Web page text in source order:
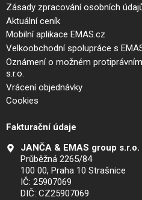
Zásady zpracování osobních
Aktuální ceník
Mobilní aplikace EMAS.cz
Velkoobchodní spolupráce s
Oznámení o možném
s.r.o.
Vrácení objednávky
Cookies
Fakturační údaje
JANČA & EMAS group s.r.o.
Průběžná 2265/84
100 00, Praha 10 Strašnice
IČ: 25907069
DIČ: CZ25907069